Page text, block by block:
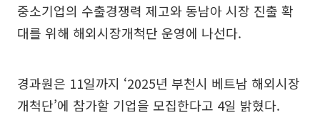
중소기업의 수출경쟁력 제고와 동남아 시장 진출 확
대를 위해 해외시장개척단 운영에 나선다.
경과원은 11일까지 ‘2025년 부천시 베트남 해외시장
개척단’에 참가할 기업을 모집한다고 4일 밝혔다.